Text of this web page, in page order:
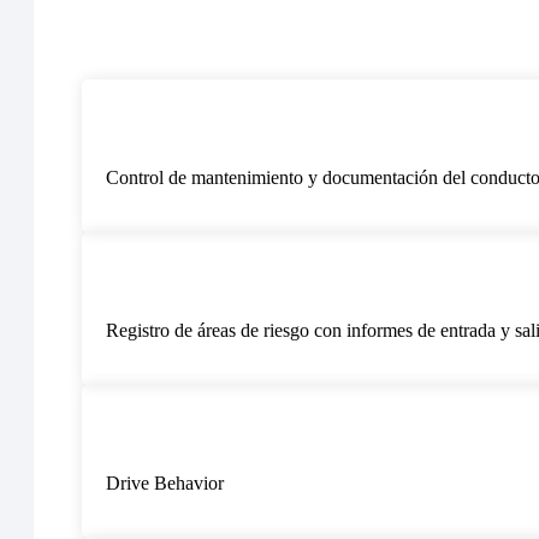
Control de mantenimiento y documentación del
Registro de áreas de riesgo con informes de entrada y
Drive Behavior